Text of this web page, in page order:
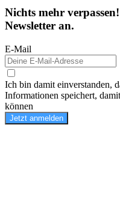
Nichts mehr
Newsletter an.
E-Mail
Ich bin damit einverstanden,
Informationen speichert,
können
Jetzt anmelden